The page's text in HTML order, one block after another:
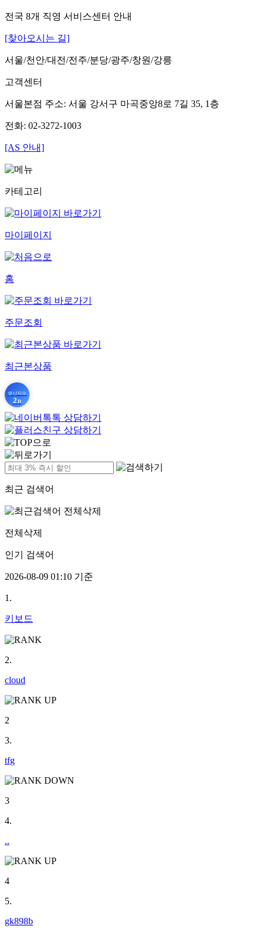
전국 8개 직영 서비스센터 안내
[찾아오시는 길]
서울/천안/대전/전주/분당/광주/창원/강릉
고객센터
서울본점 주소: 서울 강서구 마곡중앙8로 7길 35, 1층
전화: 02-3272-1003
[AS 안내]
카테고리
마이페이지
홈
주문조회
최근본상품
생산지수
2 D
최근 검색어
전체삭제
인기 검색어
2026-08-09 01:10 기준
1.
키보드
2.
cloud
2
3.
tfg
3
4.
..
4
5.
gk898b